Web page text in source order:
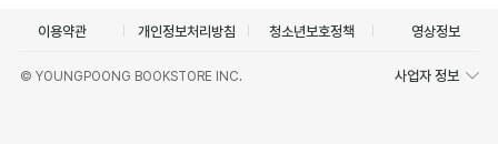
이용약관 개인정보처리방침 청소년보호정책 영상정보
© YOUNGPOONG BOOKSTORE INC. 사업자 정보